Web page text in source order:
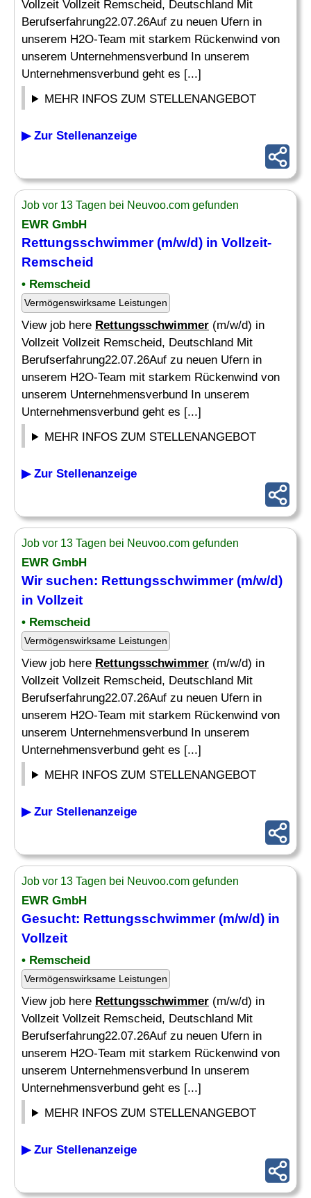
Vollzeit Vollzeit Remscheid, Deutschland Mit
Berufserfahrung22.07.26Auf zu neuen Ufern in
unserem H2O-Team mit starkem Rückenwind von
unserem Unternehmensverbund In unserem
Unternehmensverbund geht es [...]
MEHR INFOS ZUM STELLENANGEBOT
▶ Zur Stellenanzeige
Job vor 13 Tagen bei Neuvoo.com gefunden
EWR GmbH
Rettungsschwimmer(m/w/d) in Vollzeit-
Remscheid
• Remscheid
Vermögenswirksame Leistungen
View job here Rettungsschwimmer (m/w/d) in
Vollzeit Vollzeit Remscheid, Deutschland Mit
Berufserfahrung22.07.26Auf zu neuen Ufern in
unserem H2O-Team mit starkem Rückenwind von
unserem Unternehmensverbund In unserem
Unternehmensverbund geht es [...]
MEHR INFOS ZUM STELLENANGEBOT
▶ Zur Stellenanzeige
Job vor 13 Tagen bei Neuvoo.com gefunden
EWR GmbH
Wir suchen: Rettungsschwimmer(m/w/d)
in Vollzeit
• Remscheid
Vermögenswirksame Leistungen
View job here Rettungsschwimmer (m/w/d) in
Vollzeit Vollzeit Remscheid, Deutschland Mit
Berufserfahrung22.07.26Auf zu neuen Ufern in
unserem H2O-Team mit starkem Rückenwind von
unserem Unternehmensverbund In unserem
Unternehmensverbund geht es [...]
MEHR INFOS ZUM STELLENANGEBOT
▶ Zur Stellenanzeige
Job vor 13 Tagen bei Neuvoo.com gefunden
EWR GmbH
Gesucht: Rettungsschwimmer(m/w/d) in
Vollzeit
• Remscheid
Vermögenswirksame Leistungen
View job here Rettungsschwimmer (m/w/d) in
Vollzeit Vollzeit Remscheid, Deutschland Mit
Berufserfahrung22.07.26Auf zu neuen Ufern in
unserem H2O-Team mit starkem Rückenwind von
unserem Unternehmensverbund In unserem
Unternehmensverbund geht es [...]
MEHR INFOS ZUM STELLENANGEBOT
▶ Zur Stellenanzeige